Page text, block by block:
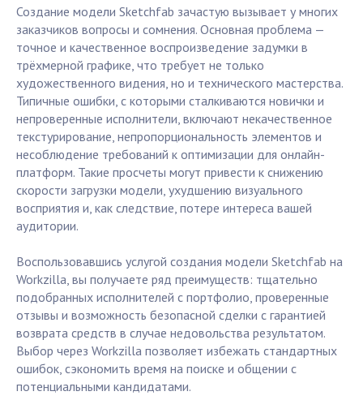
Создание модели Sketchfab зачастую вызывает у многих
заказчиков вопросы и сомнения. Основная проблема —
точное и качественное воспроизведение задумки в
трёхмерной графике, что требует не только
художественного видения, но и технического мастерства.
Типичные ошибки, с которыми сталкиваются новички и
непроверенные исполнители, включают некачественное
текстурирование, непропорциональность элементов и
несоблюдение требований к оптимизации для онлайн-
платформ. Такие просчеты могут привести к снижению
скорости загрузки модели, ухудшению визуального
восприятия и, как следствие, потере интереса вашей
аудитории.
Воспользовавшись услугой создания модели Sketchfab на
Workzilla, вы получаете ряд преимуществ: тщательно
подобранных исполнителей с портфолио, проверенные
отзывы и возможность безопасной сделки с гарантией
возврата средств в случае недовольства результатом.
Выбор через Workzilla позволяет избежать стандартных
ошибок, сэкономить время на поиске и общении с
потенциальными кандидатами.